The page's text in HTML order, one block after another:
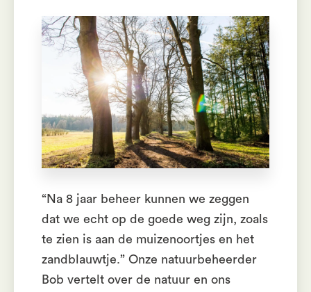
“Na 8 jaar beheer kunnen we zeggen
dat we echt op de goede weg zijn, zoals
te zien is aan de muizenoortjes en het
zandblauwtje.” Onze natuurbeheerder
Bob vertelt over de natuur en ons